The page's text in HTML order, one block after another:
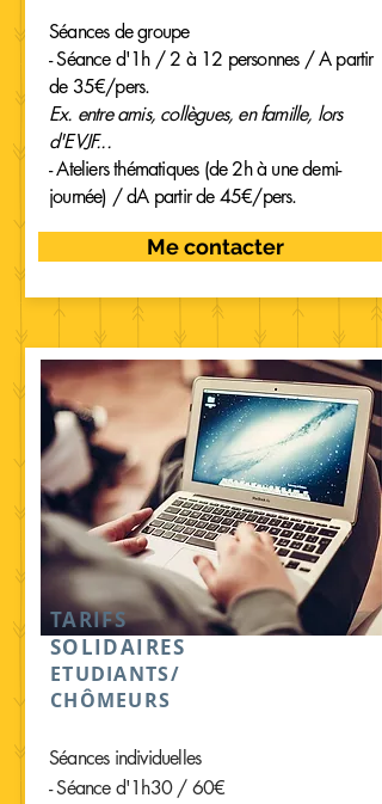
Séances de groupe
- Séance d'1h / 2 à 12 personnes / A partir
de 35€/pers.
Ex. entre amis, collègues, en famille, lors
d'EVJF...
- Ateliers thématiques (de 2h à une demi-
journée) / dA partir de 45€/pers.
Me contacter
TARIFS
SOLIDAIRES
ETUDIANTS/
CHÔMEURS
Séances individuelles
- Séance d'1h30 / 60€